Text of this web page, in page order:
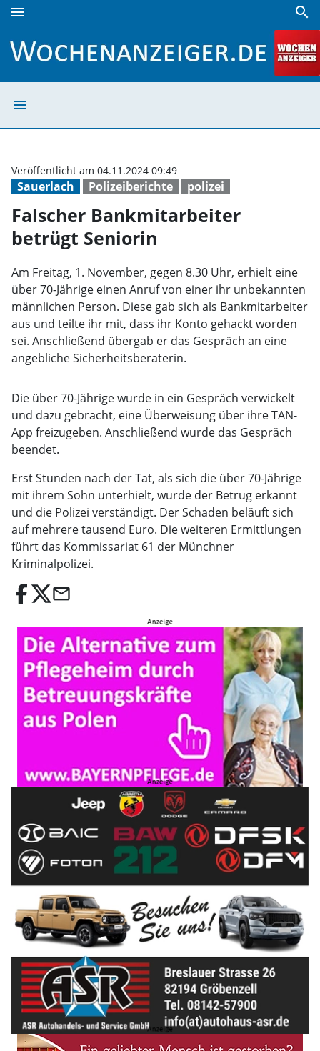
menu search
menu
Sauerlach Polizeiberichte polizei
Veröffentlicht am 04.11.2024 09:49
Falscher Bankmitarbeiter
betrügt Seniorin
Am Freitag, 1. November, gegen 8.30 Uhr, erhielt eine
über 70-Jährige einen Anruf von einer ihr unbekannten
männlichen Person. Diese gab sich als Bankmitarbeiter
aus und teilte ihr mit, dass ihr Konto gehackt worden
sei. Anschließend übergab er das Gespräch an eine
angebliche Sicherheitsberaterin.
Die über 70-Jährige wurde in ein Gespräch verwickelt
und dazu gebracht, eine Überweisung über ihre TAN-
App freizugeben. Anschließend wurde das Gespräch
beendet.
Erst Stunden nach der Tat, als sich die über 70-Jährige
mit ihrem Sohn unterhielt, wurde der Betrug erkannt
und die Polizei verständigt. Der Schaden beläuft sich
auf mehrere tausend Euro. Die weiteren Ermittlungen
führt das Kommissariat 61 der Münchner
Kriminalpolizei.
email